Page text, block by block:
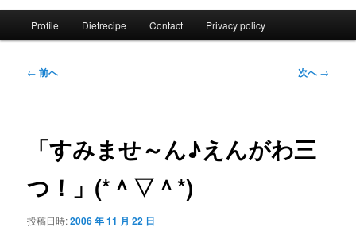
Profile Dietrecipe Contact Privacy policy
投
ョ
← 前へ 次へ→
「すみませ～ん♪えんがわ三
つ！」(*＾▽＾*)
投稿日時:2006 年 11 月 22 日